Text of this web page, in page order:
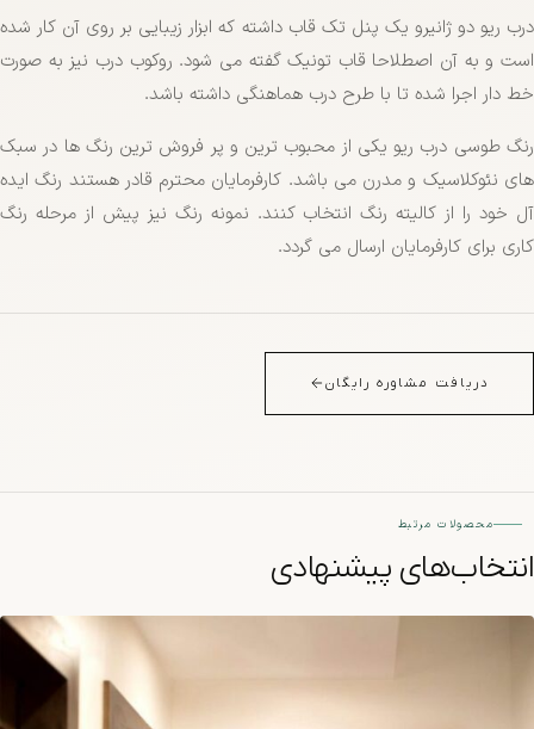
درب ریو دو ژانیرو یک پنل تک قاب داشته که ابزار زیبایی بر روی آن کار شده
است و به آن اصطلاحا قاب تونیک گفته می شود. روکوب درب نیز به صورت
خط دار اجرا شده تا با طرح درب هماهنگی داشته باشد.
رنگ طوسی درب ریو یکی از محبوب ترین و پر فروش ترین رنگ ها در سبک
های نئوکلاسیک و مدرن می باشد. کارفرمایان محترم قادر هستند رنگ ایده
آل خود را از کالیته رنگ انتخاب کنند. نمونه رنگ نیز پیش از مرحله رنگ
کاری برای کارفرمایان ارسال می گردد.
دریافت مشاوره رایگان
محصولات مرتبط
انتخاب‌های پیشنهادی